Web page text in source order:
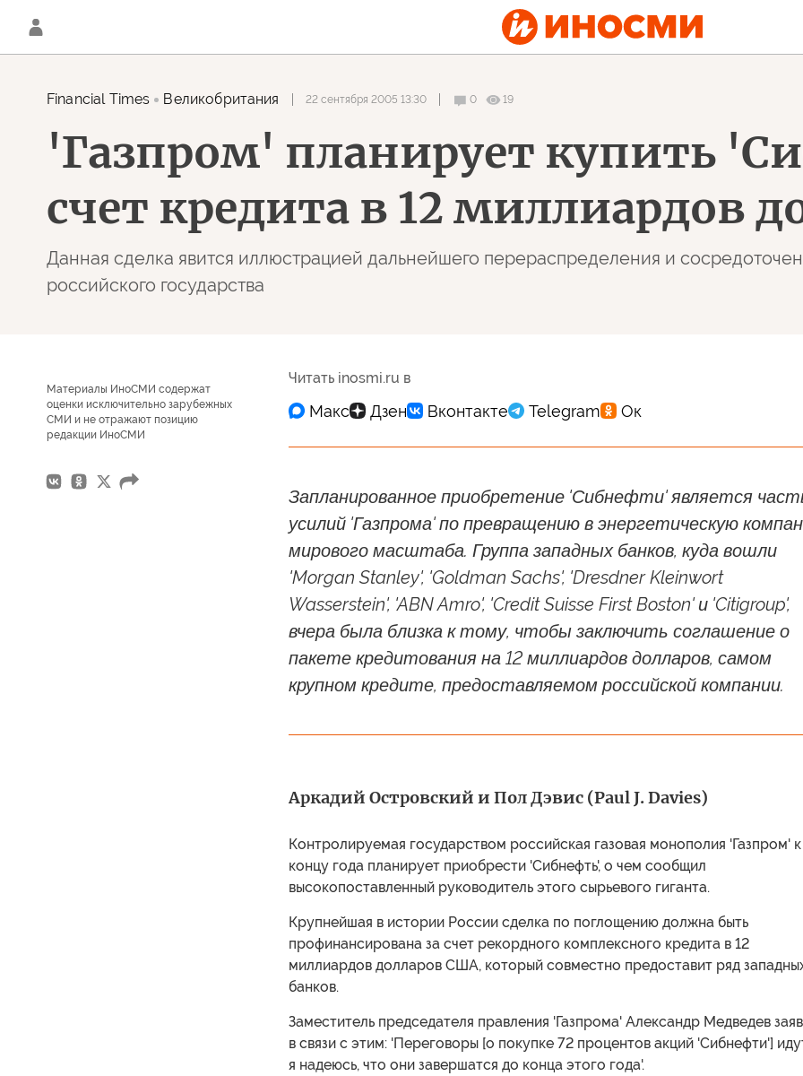
Financial Times Великобритания 22 сентября 2005 13:30 0 19
'Газпром' планирует купить
счет кредита в 12 миллиардов
Данная сделка явится иллюстрацией дальнейшего перераспределения и
российского государства
Материалы ИноСМИ содержат
оценки исключительно зарубежных
СМИ и не отражают позицию
редакции ИноСМИ
Читать inosmi.ru в
Запланированное приобретение 'Сибнефти' является
усилий 'Газпрома' по превращению в энергетическую
мирового масштаба. Группа западных банков, куда вошли
'Morgan Stanley', 'Goldman Sachs', 'Dresdner Kleinwort
Wasserstein', 'ABN Amro', 'Credit Suisse First Boston' и 'Citigroup',
вчера была близка к тому, чтобы заключить соглашение о
пакете кредитования на 12 миллиардов долларов, самом
крупном кредите, предоставляемом российской компании.
Аркадий Островский и Пол Дэвис (Paul J. Davies)
Контролируемая государством российская газовая монополия 'Газпром' к
концу года планирует приобрести 'Сибнефть', о чем сообщил
высокопоставленный руководитель этого сырьевого гиганта.
Крупнейшая в истории России сделка по поглощению должна быть
профинансирована за счет рекордного комплексного кредита в 12
миллиардов долларов США, который совместно предоставит ряд
банков.
Заместитель председателя правления 'Газпрома' Александр Медведев
в связи с этим: 'Переговоры [о покупке 72 процентов акций 'Сибнефти']
я надеюсь, что они завершатся до конца этого года'.